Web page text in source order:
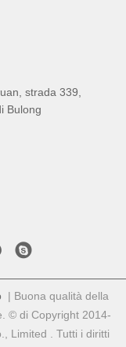
strada 339,
Bulong
| Buona qualità della
© di Copyright 2014-
Limited . Tutti i diritti